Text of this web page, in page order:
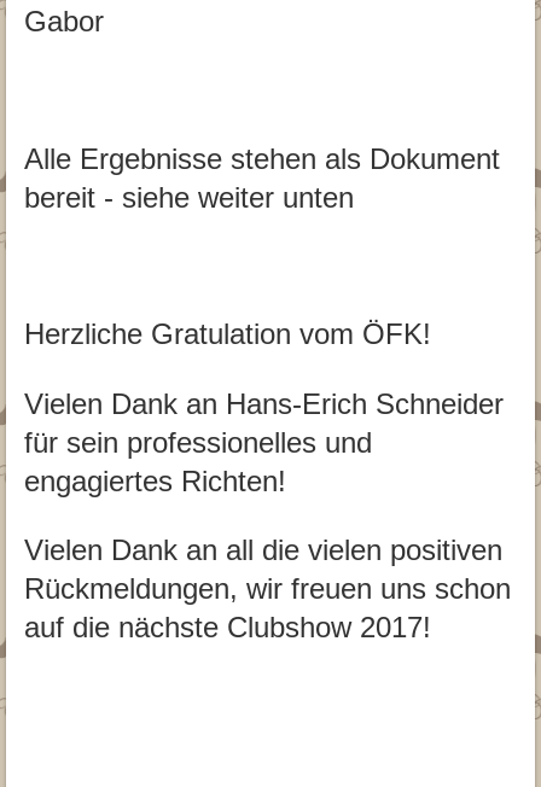
Gabor
Alle Ergebnisse stehen als Dokument
bereit - siehe weiter unten
Herzliche Gratulation vom ÖFK!
Vielen Dank an Hans-Erich Schneider
für sein professionelles und
engagiertes Richten!
Vielen Dank an all die vielen positiven
Rückmeldungen, wir freuen uns schon
auf die nächste Clubshow 2017!